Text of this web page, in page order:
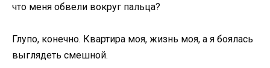
что меня обвели вокруг пальца?
Глупо, конечно. Квартира моя, жизнь моя, а я боялась
выглядеть смешной.